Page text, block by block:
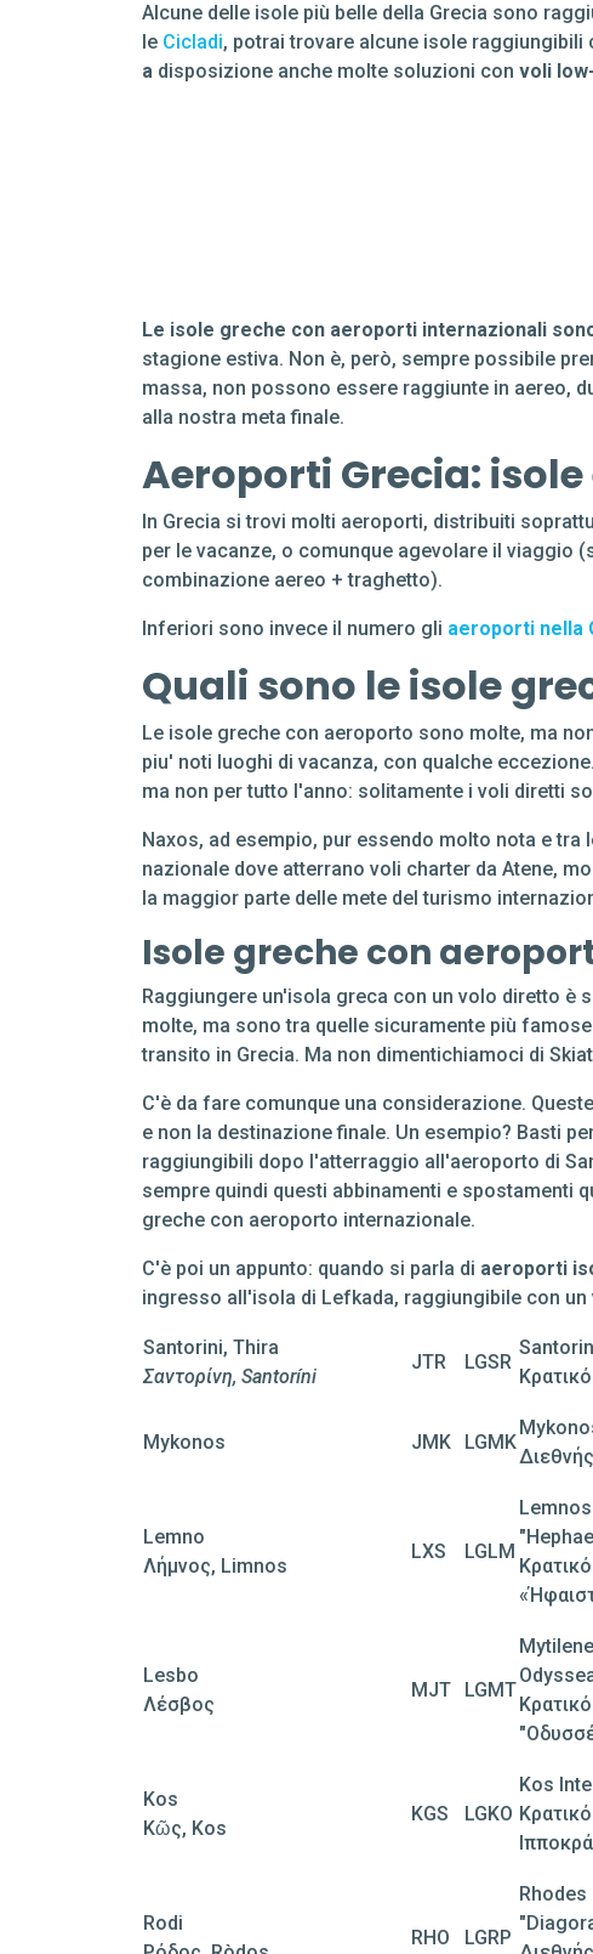
Alcune delle isole più belle della Grecia sono
le Cicladi, potrai trovare alcune isole raggiungibili
a disposizione anche molte soluzioni con voli
Le isole greche con aeroporti internazionali
stagione estiva. Non è, però, sempre possibile
massa, non possono essere raggiunte in aereo,
alla nostra meta finale.
Aeroporti Grecia:
In Grecia si trovi molti aeroporti, distribuiti
per le vacanze, o comunque agevolare il viaggio
combinazione aereo + traghetto).
Inferiori sono invece il numero gli aeroporti nella
Quali sono le isole
Le isole greche con aeroporto sono molte, ma
piu' noti luoghi di vacanza, con qualche
ma non per tutto l'anno: solitamente i voli diretti
Naxos, ad esempio, pur essendo molto nota e
nazionale dove atterrano voli charter da Atene,
la maggior parte delle mete del turismo
Isole greche con
Raggiungere un'isola greca con un volo diretto è
molte, ma sono tra quelle sicuramente più
transito in Grecia. Ma non dimentichiamoci di
C'è da fare comunque una considerazione. Queste
e non la destinazione finale. Un esempio? Basti
raggiungibili dopo l'atterraggio all'aeroporto di
sempre quindi questi abbinamenti e spostamenti
greche con aeroporto internazionale.
C'è poi un appunto: quando si parla di aeroporti
ingresso all'isola di Lefkada, raggiungibile con
Santorini, Thira
Σαντορίνη, Santoríni
JTR LGSR
Mykonos JMK LGMK
Lemno
Λήμνος, Limnos
LXS LGLM
Lesbo
Λέσβος
MJT LGMT
Kos
Κῶς, Kos
KGS LGKO
Kos
Rodi
RHO LGRP